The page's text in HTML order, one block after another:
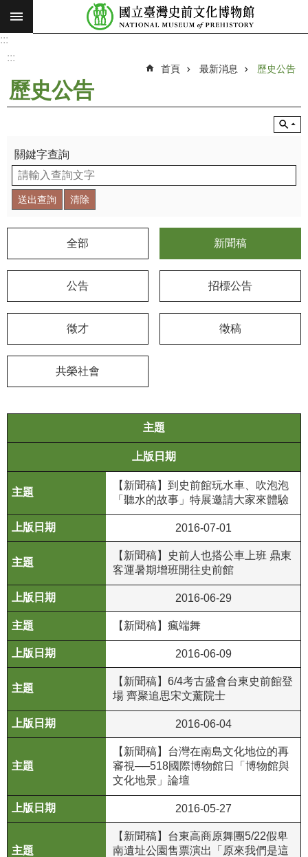
跳到主要內容區塊
搜
願
命
最
新
消
息
觀
覽
認
我
便
服
別
平
等
區
友
措
施
務
服
務
信
箱
:::
:::
首頁 最新消息 歷史公告
歷史公告
關鍵字查詢
全部 新聞稿
公告 招標公告
徵才 徵稿
共榮社會
主題
上版日期
【新聞稿】到史前館玩水車、吹泡泡
「聽水的故事」特展邀請大家來體驗
2016-07-01
【新聞稿】史前人也搭公車上班 鼎東
客運暑期增班開往史前館
2016-06-29
【新聞稿】瘋端舞
2016-06-09
【新聞稿】6/4考古盛會台東史前館登
場 齊聚追思宋文薰院士
2016-06-04
【新聞稿】台灣在南島文化地位的再
審視──518國際博物館日「博物館與
文化地景」論壇
2016-05-27
【新聞稿】台東高商原舞團5/22假卑
南遺址公園售票演出「原來我們是這